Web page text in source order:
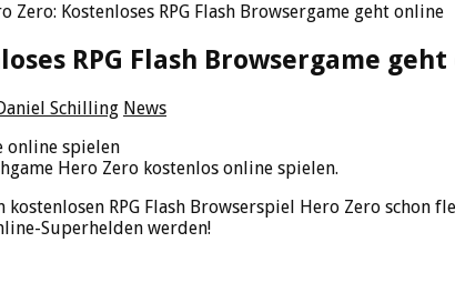
Zero: Kostenloses RPG Flash Browsergame geht online
RPG Flash Browsergame
Schilling News
Hero Zero kostenlos online spielen.
RPG Flash Browserspiel Hero Zero
Superhelden werden!